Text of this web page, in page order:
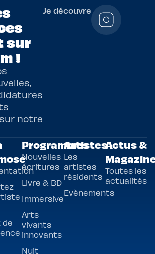
sur
!
notre
Je découvre
de
Programmes
Nouvelles
écritures
Livre & BD
Immersive
Arts
vivants
innovants
Nuit
Artistes
Les
artistes
résidents
Evènements
Actus &
Toutes les
actualités